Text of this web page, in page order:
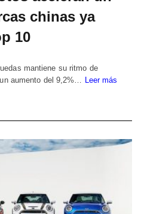
chinas ya
10
mantiene su ritmo de
aumento del 9,2%… Leer más